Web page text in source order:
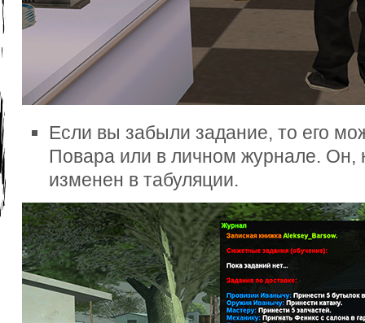
Если вы забыли задание, то его
Повара или в личном журнале. Он,
изменен в табуляции.